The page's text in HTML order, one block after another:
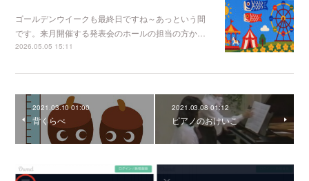
ゴールデンウイークも最終日ですね～あっという間
です。来月開催する発表会のホールの担当の方か…
2026.05.05 15:11
2021.03.10 01:00
背くらべ
2021.03.08 01:12
ピアノのおけいこ